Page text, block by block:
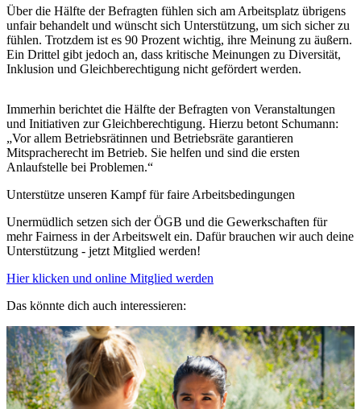
Über die Hälfte der Befragten fühlen sich am Arbeitsplatz übrigens
unfair behandelt und wünscht sich Unterstützung, um sich sicher zu
fühlen. Trotzdem ist es 90 Prozent wichtig, ihre Meinung zu äußern.
Ein Drittel gibt jedoch an, dass kritische Meinungen zu Diversität,
Inklusion und Gleichberechtigung nicht gefördert werden.
Immerhin berichtet die Hälfte der Befragten von Veranstaltungen
und Initiativen zur Gleichberechtigung. Hierzu betont Schumann:
„Vor allem Betriebsrätinnen und Betriebsräte garantieren
Mitspracherecht im Betrieb. Sie helfen und sind die ersten
Anlaufstelle bei Problemen.“
Unterstütze unseren Kampf für faire Arbeitsbedingungen
Unermüdlich setzen sich der ÖGB und die Gewerkschaften für
mehr Fairness in der Arbeitswelt ein. Dafür brauchen wir auch deine
Unterstützung - jetzt Mitglied werden!
Hier klicken und online Mitglied werden
Das könnte dich auch interessieren: